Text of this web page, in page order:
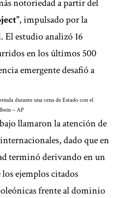
notoriedad a partir del
, impulsado por la
estudio analizó 16
en los últimos 500
emergente desafió a
durante una cena de Estado con el
– AP
llamaron la atención de
dado que en
terminó derivando en un
ejemplos citados
frente al dominio